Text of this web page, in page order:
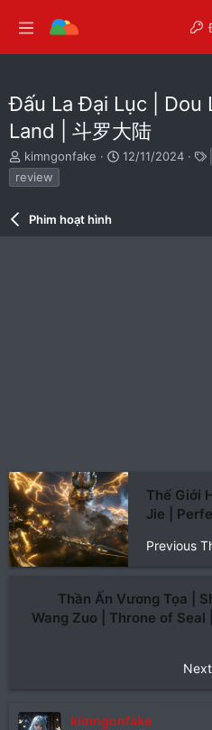
Đấu La Đại Lục | Dou
Land | 斗罗大陆
T
h
r
kimngonfake
N
12/11/2024
review
Phim hoạt hình
Thế Giới
Jie |
Previous
Thần Ấn Vương Tọa |
Wang Zuo | Throne of Seal
kimngonfake